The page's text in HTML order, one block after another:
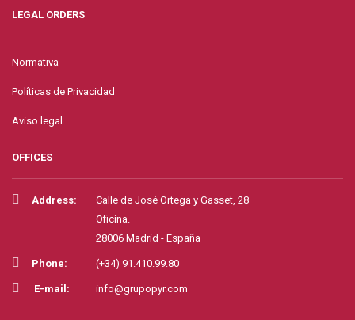
LEGAL ORDERS
Normativa
Políticas de Privacidad
Aviso legal
OFFICES
Address:
Calle de José Ortega y Gasset, 28
Oficina.
28006 Madrid - España
Phone: (+34) 91.410.99.80
E-mail: info@grupopyr.com